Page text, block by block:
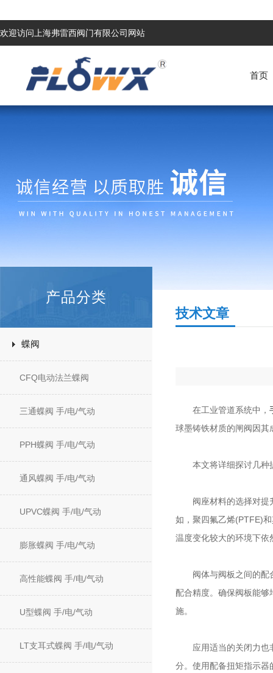
欢迎访问上海弗雷西阀门有限公司网站
首页
产品分类
蝶阀
CFQ电动法兰蝶阀
三通蝶阀 手/电/气动
PPH蝶阀 手/电/气动
通风蝶阀 手/电/气动
UPVC蝶阀 手/电/气动
膨胀蝶阀 手/电/气动
高性能蝶阀 手/电/气动
U型蝶阀 手/电/气动
LT支耳式蝶阀 手/电/气动
技术文章
在工业管道系统中，
球墨铸铁材质的闸阀因
本文将详细探讨几种
阀座材料的选择对提升
如，聚四氟乙烯(PTFE)
温度变化较大的环境下
阀体与阀板之间的配合
配合精度。确保阀板能
施。
应用适当的关闭力也非
分。使用配备扭矩指示